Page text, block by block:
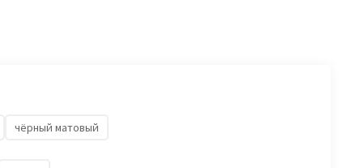
чёрный матовый